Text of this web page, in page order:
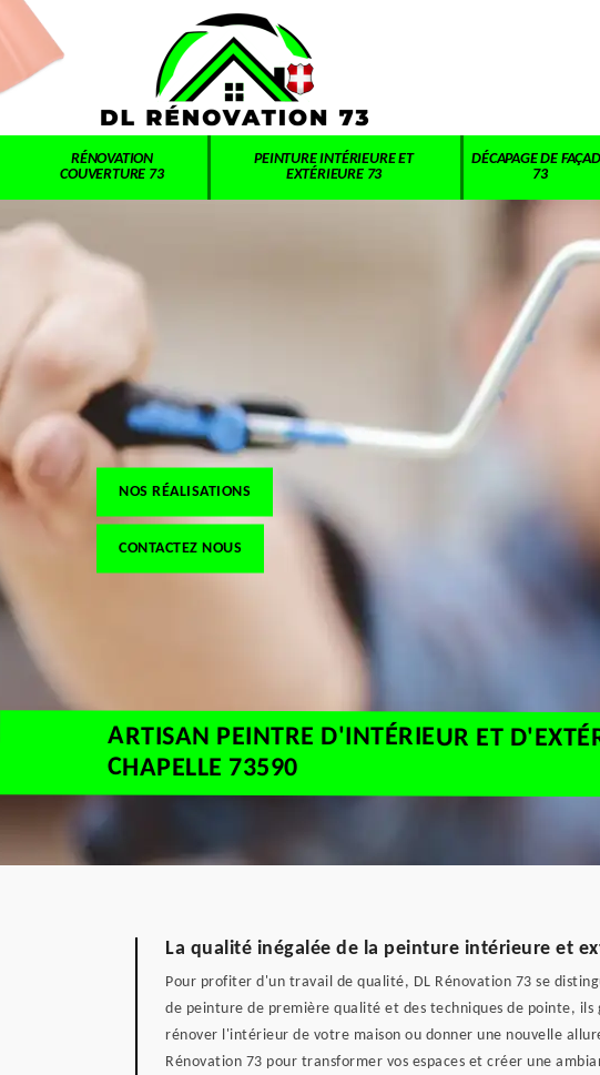
RÉNOVATION
COUVERTURE 73
PEINTURE INTÉRIEURE ET
EXTÉRIEURE 73
DÉCAPAGE DE
73
NOS RÉALISATIONS
CONTACTEZ NOUS
ARTISAN PEINTRE D'INTÉRIEUR ET
CHAPELLE 73590
La qualité inégalée de la peinture intérieure et
Pour profiter d'un travail de qualité, DL Rénovation 73 se
de peinture de première qualité et des techniques de pointe,
rénover l'intérieur de votre maison ou donner une nouvelle
Rénovation 73 pour transformer vos espaces et créer une